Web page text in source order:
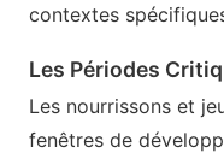
contextes
Les Périodes
Les nourrissons et
fenêtres de